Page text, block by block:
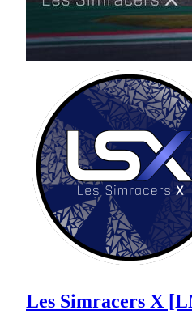
Les Simracers X